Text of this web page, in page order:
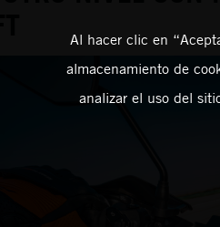
Al hacer clic en
almacenamiento de
analizar el uso del